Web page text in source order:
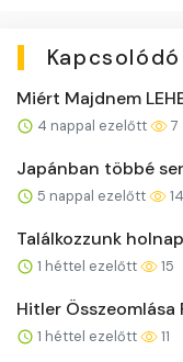
Kapcsolódó
Miért Majdnem
4 nappal ezelőtt 7
Japánban többé
5 nappal ezelőtt 14
Találkozzunk holnap
1 héttel ezelőtt 15
Hitler
1 héttel ezelőtt 11